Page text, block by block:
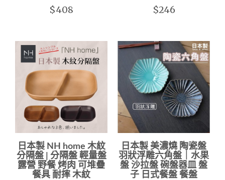
$408 $246
日本製 NH home 木紋
分隔盤 | 分隔盤 輕量盤
露營 野餐 烤肉 可堆疊
餐具 耐摔 木紋
日本製 美濃燒 陶瓷盤
羽狀浮雕六角盤｜水果
盤 沙拉盤 碗盤器皿 盤
子 日式餐盤 餐盤